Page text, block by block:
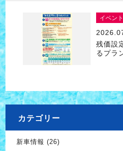
イベン
残価設
るプラ
カテゴリー
新車情報 (26)